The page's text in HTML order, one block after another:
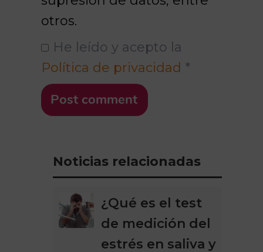
otros.
He leído y acepto la
Política de privacidad *
Post comment
Noticias relacionadas
¿Qué es el test
de medición del
estrés en saliva y